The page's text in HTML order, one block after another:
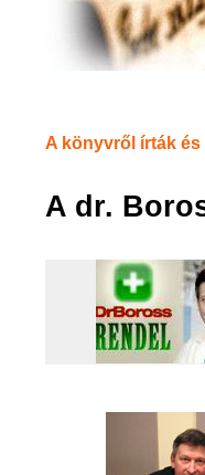
A könyvről írták és
A dr.